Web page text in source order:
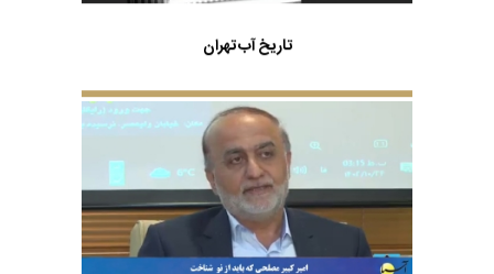
تاریخ آب تهران